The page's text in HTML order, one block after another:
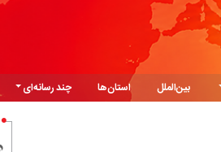
بین‌الملل استان‌ها
چند رسانه‌ای